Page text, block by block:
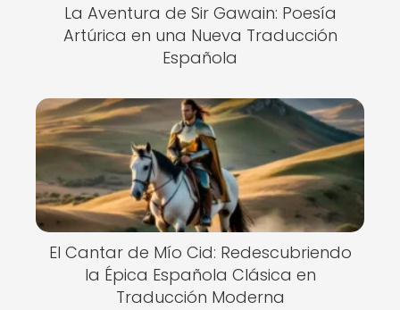
La Aventura de Sir Gawain: Poesía
Artúrica en una Nueva Traducción
Española
El Cantar de Mío Cid: Redescubriendo
la Épica Española Clásica en
Traducción Moderna